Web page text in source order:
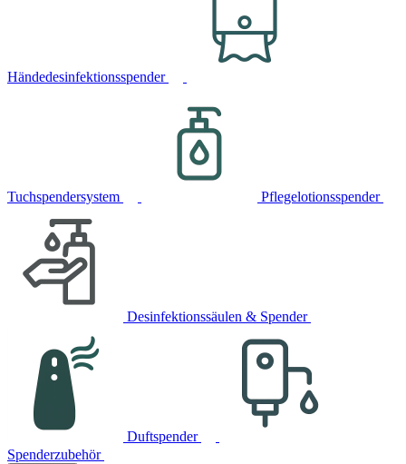
Händedesinfektionsspender
Tuchspendersystem Pflegelotionsspender
Desinfektionssäulen & Spender
Duftspender
Spenderzubehör